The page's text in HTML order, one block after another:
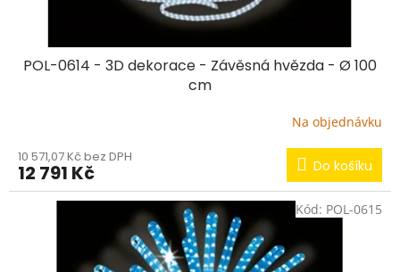
POL-0614 - 3D dekorace - Závěsná hvězda - Ø 100
cm
Na objednávku
10 571,07 Kč bez DPH
12 791 Kč Do košíku
Kód: POL-0615